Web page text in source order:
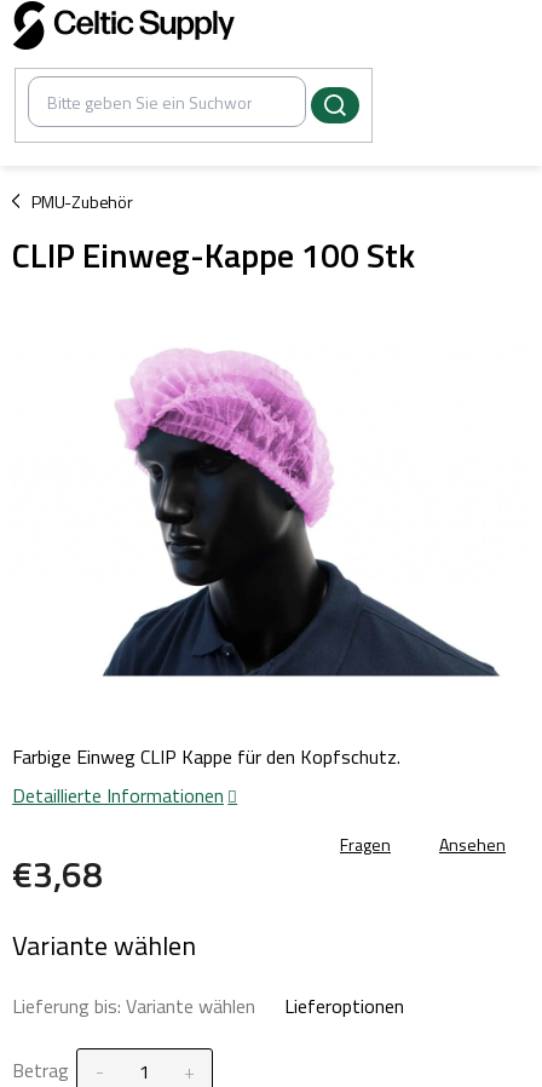
Zum
Inhalt
springen
PMU-Zubehör
/
CLIP Einweg-Kappe 100 Stk
€3,68
Variante wählen
Lieferung bis: Variante wählen Lieferoptionen
Betrag
Farbige Einweg CLIP Kappe für den Kopfschutz.
Detaillierte Informationen
Fragen Ansehen